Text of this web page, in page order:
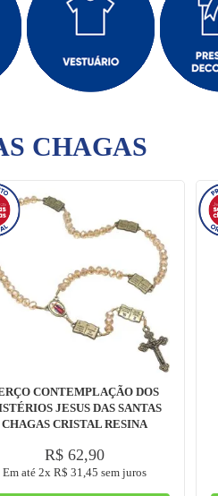
CHAGAS
CONTEMPLAÇÃO DOS
JESUS DAS SANTAS
CHAGAS CRISTAL RESINA
R$ 62,90
Em até 2x R$ 31 45 sem juros